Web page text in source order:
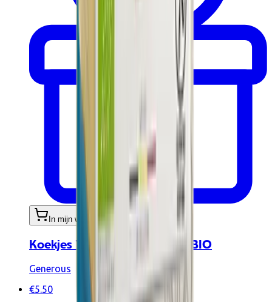
In mijn winkelwagen
Koekjes Victor Vanille 100gr BIO
Generous
€5.50